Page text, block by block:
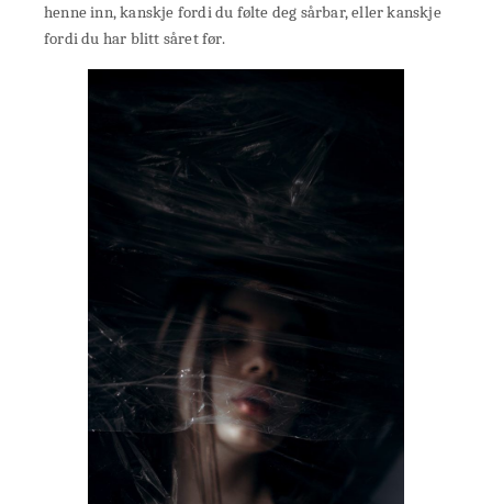
henne inn, kanskje fordi du følte deg sårbar, eller kanskje
fordi du har blitt såret før.